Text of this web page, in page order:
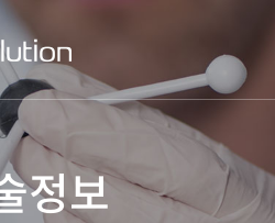
정보